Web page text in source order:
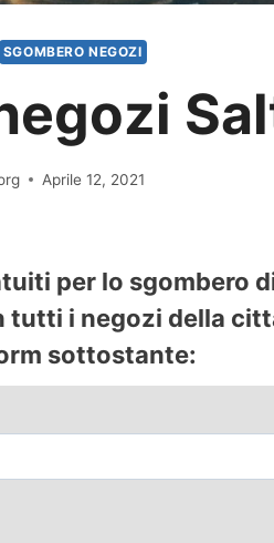
SGOMBERO NEGOZI
Aprile 12, 2021
per lo sgombero
i negozi della
sottostante: